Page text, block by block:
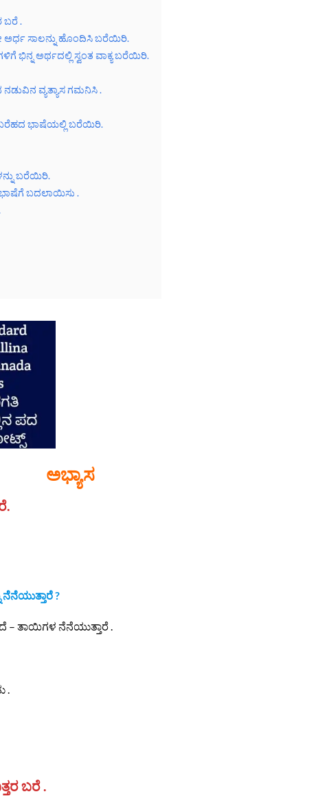
ಬರೆ .
ಅರ್ಧ ಸಾಲನ್ನು ಹೊಂದಿಸಿ ಬರೆಯಿರಿ.
ಭಿನ್ನ ಅರ್ಥದಲ್ಲಿ ಸ್ವಂತ ವಾಕ್ಯ ಬರೆಯಿರಿ.
ವ್ಯತ್ಯಾಸ ಗಮನಿಸಿ .
ಬರೆಹದ ಭಾಷೆಯಲ್ಲಿ ಬರೆಯಿರಿ.
ಬರೆಯಿರಿ.
ಭಾಷೆಗೆ ಬದಲಾಯಿಸು .
ಅಭ್ಯಾಸ
?
– ತಾಯಿಗಳ ನೆನೆಯುತ್ತಾರೆ .
.
ಬರೆ .